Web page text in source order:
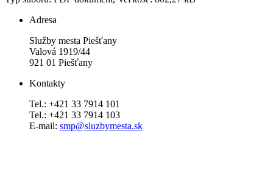
Adresa
Služby mesta Piešťany
Valová 1919/44
921 01 Piešťany
Kontakty
Tel.: +421 33 7914 101
Tel.: +421 33 7914 103
E-mail: smp@sluzbymesta.sk